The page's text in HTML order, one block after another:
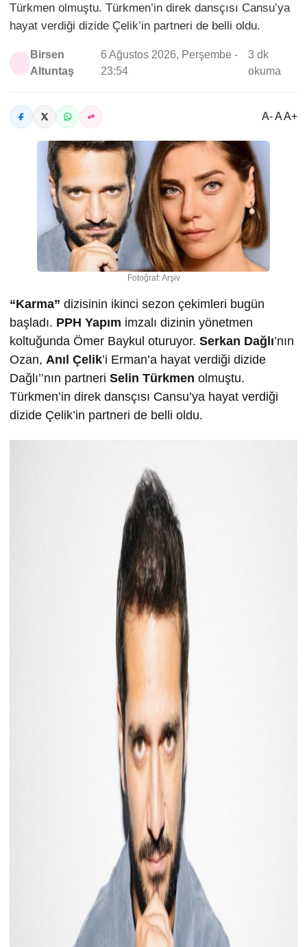
Türkmen olmuştu. Türkmen’in direk dansçısı Cansu’ya
hayat verdiği dizide Çelik’in partneri de belli oldu.
Birsen
Altuntaş
6 Ağustos 2026, Perşembe -
23:54
3 dk
okuma
A- A A+
Fotoğraf: Arşiv
“Karma” dizisinin ikinci sezon çekimleri bugün
başladı. PPH Yapım imzalı dizinin yönetmen
koltuğunda Ömer Baykul oturuyor. Serkan Dağlı’nın
Ozan, Anıl Çelik’i Erman’a hayat verdiği dizide
Dağlı’’nın partneri Selin Türkmen olmuştu.
Türkmen’in direk dansçısı Cansu’ya hayat verdiği
dizide Çelik’in partneri de belli oldu.